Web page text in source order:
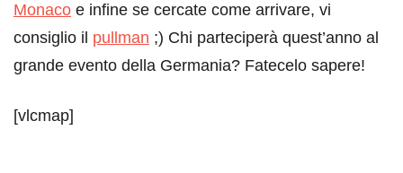
Monaco e infine se cercate come arrivare, vi
consiglio il pullman ;) Chi parteciperà quest’anno al
grande evento della Germania? Fatecelo sapere!
[vlcmap]